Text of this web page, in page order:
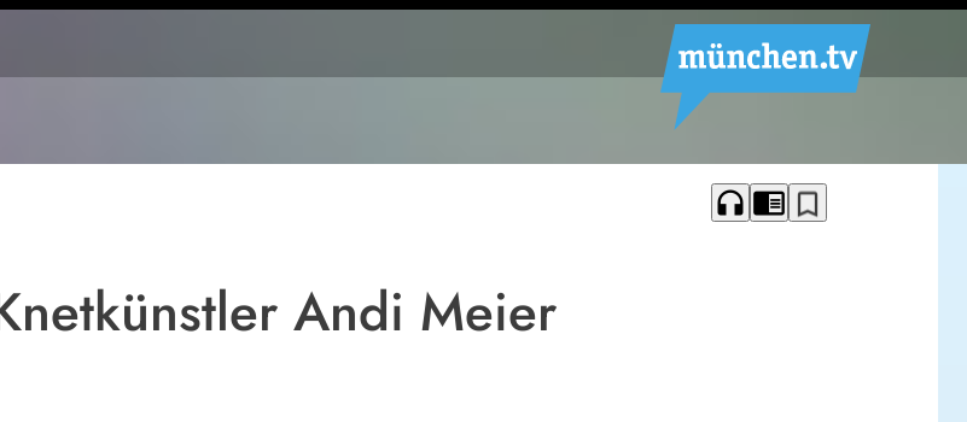
headphones chrome_reader_mode bookmark_border
Andi Meier